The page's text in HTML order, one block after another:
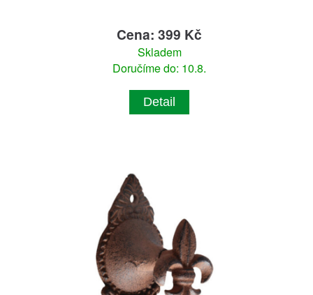
Cena: 399 Kč
Skladem
Doručíme do: 10.8.
Detail